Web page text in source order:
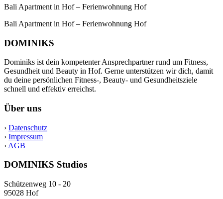
Bali Apartment in Hof – Ferienwohnung Hof
Bali Apartment in Hof – Ferienwohnung Hof
DOMINIKS
Dominiks ist dein kompetenter Ansprechpartner rund um Fitness,
Gesundheit und Beauty in Hof. Gerne unterstützen wir dich, damit
du deine persönlichen Fitness-, Beauty- und Gesundheitsziele
schnell und effektiv erreichst.
Über uns
› Datenschutz
› Impressum
› AGB
DOMINIKS Studios
Schützenweg 10 - 20
95028 Hof